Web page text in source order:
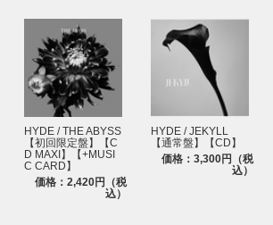
HYDE / THE ABYSS
【初回限定盤】【C
D MAXI】【+MUSI
C CARD】
価格：2,420円（税
込）
HYDE / JEKYLL
【通常盤】【CD】
価格：3,300円（税
込）